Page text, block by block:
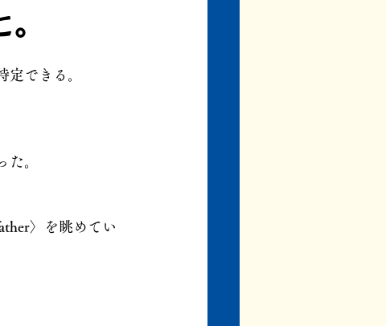
できる。
た。
〉を眺めてい